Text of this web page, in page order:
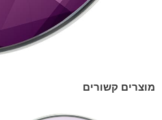
מוצרים קשורים